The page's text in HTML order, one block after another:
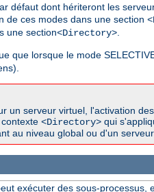
défaut dont hériteront les
de ces modes dans une section
une section<Directory>
que lorsque le mode
un serveur virtuel, l'activation
<Directory> qui
au niveau global ou d'un
exécuter des sous-processus,